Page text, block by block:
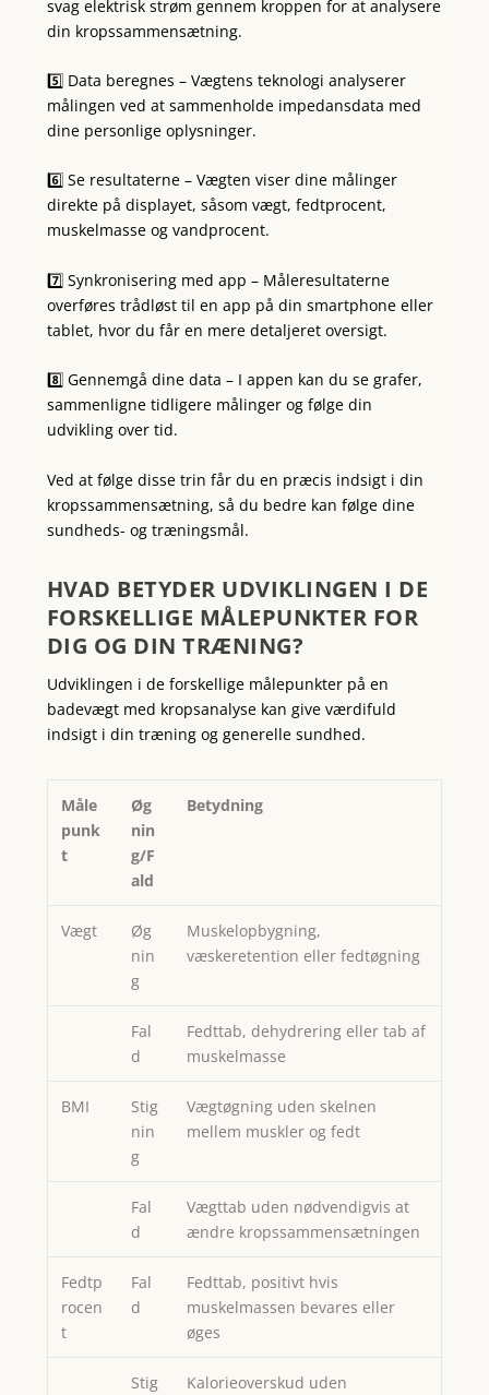
svag elektrisk strøm gennem kroppen for at analysere
din kropssammensætning.
5️⃣ Data beregnes – Vægtens teknologi analyserer
målingen ved at sammenholde impedansdata med
dine personlige oplysninger.
6️⃣ Se resultaterne – Vægten viser dine målinger
direkte på displayet, såsom vægt, fedtprocent,
muskelmasse og vandprocent.
7️⃣ Synkronisering med app – Måleresultaterne
overføres trådløst til en app på din smartphone eller
tablet, hvor du får en mere detaljeret oversigt.
8️⃣ Gennemgå dine data – I appen kan du se grafer,
sammenligne tidligere målinger og følge din
udvikling over tid.
Ved at følge disse trin får du en præcis indsigt i din
kropssammensætning, så du bedre kan følge dine
sundheds- og træningsmål.
HVAD BETYDER UDVIKLINGEN I DE
FORSKELLIGE MÅLEPUNKTER FOR
DIG OG DIN TRÆNING?
Udviklingen i de forskellige målepunkter på en
badevægt med kropsanalyse kan give værdifuld
indsigt i din træning og generelle sundhed.
Måle
punk
t
Øg
nin
g/F
ald
Betydning
Vægt
Øg
nin
g
Muskelopbygning,
væskeretention eller fedtøgning
Fal
d
Fedttab, dehydrering eller tab af
muskelmasse
BMI
Stig
nin
g
Vægtøgning uden skelnen
mellem muskler og fedt
Fal
d
Vægttab uden nødvendigvis at
ændre kropssammensætningen
Fedtp
rocen
t
Fal
d
Fedttab, positivt hvis
muskelmassen bevares eller
øges
Stig
Kalorieoverskud uden